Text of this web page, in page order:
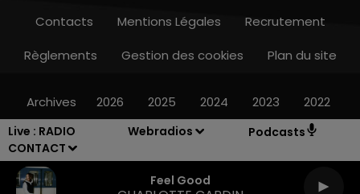
Live : RADIO
CONTACT
Webradios Podcasts
Feel Good
Contacts Mentions Légales
Recrutement
Règlements
Gestion des cookies Plan du site
Archives 2026 2025 2024 2023 2022